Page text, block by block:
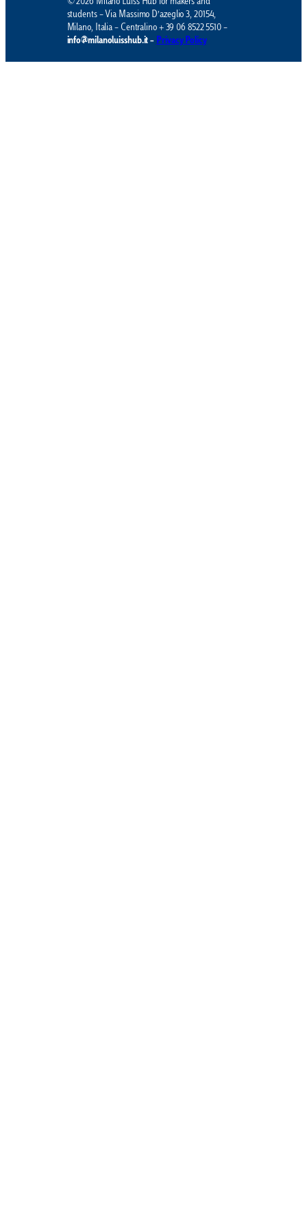
© 2026 Milano Luiss Hub for makers and
students – Via Massimo D’azeglio 3, 20154,
Milano, Italia – Centralino + 39 06 8522 5510 –
info@milanoluisshub.it – Privacy Policy